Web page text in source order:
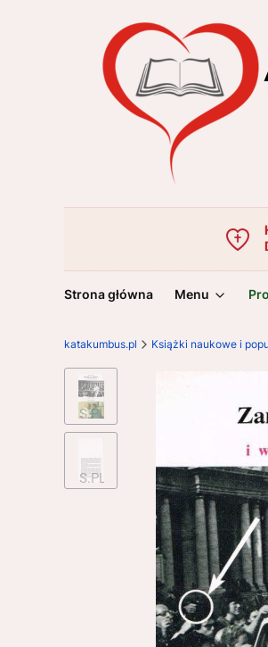
Strona główna Menu
katakumbus.pl Książki naukowe i